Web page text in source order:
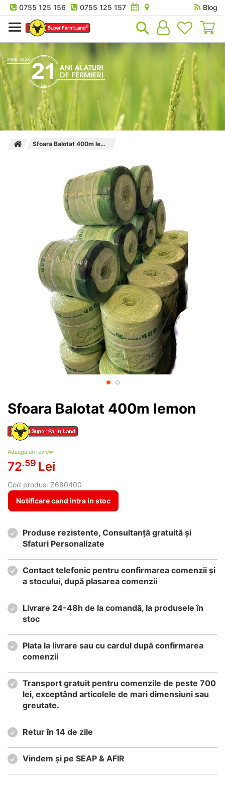
0755 125 156 0755 125 157
Blog
Sfoara Balotat 400m lemon
Sfoara Balotat 400m lemon
Adauga un review
72.59 Lei
Cod produs: Z680400
Notificare cand intra in stoc
Produse rezistente, Consultanță gratuită și
Sfaturi Personalizate
Contact telefonic pentru confirmarea comenzii și
a stocului, după plasarea comenzii
Livrare 24-48h de la comandă, la produsele în
stoc
Plata la livrare sau cu cardul după confirmarea
comenzii
Transport gratuit pentru comenzile de peste 700
lei, exceptând articolele de mari dimensiuni sau
greutate.
Retur în 14 de zile
Vindem și pe SEAP & AFIR